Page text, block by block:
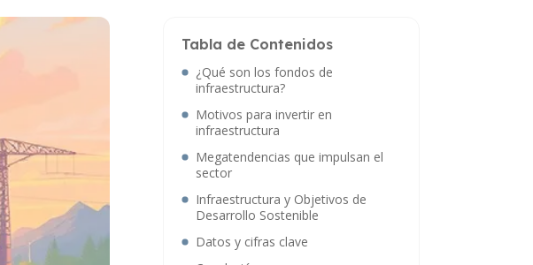
Tabla de Contenidos
¿Qué son los fondos de
infraestructura?
Motivos para invertir en
infraestructura
Megatendencias que impulsan el
sector
Infraestructura y Objetivos de
Desarrollo Sostenible
Datos y cifras clave